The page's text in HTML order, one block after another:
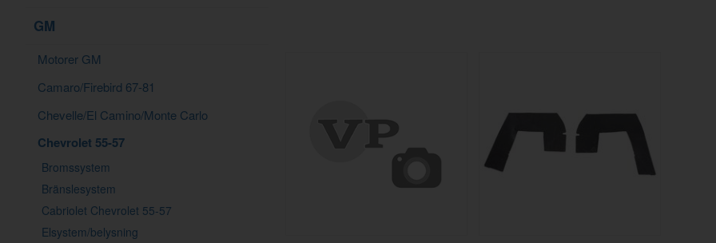
GM
Motorer GM
Camaro/Firebird 67-81
Chevelle/El Camino/Monte Carlo
Chevrolet 55-57
Bromssystem
Bränslesystem
Cabriolet Chevrolet 55-57
Elsystem/belysning